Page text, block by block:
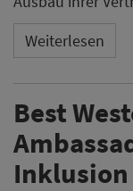
Weiterlesen
Best